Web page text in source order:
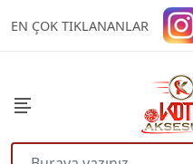
EN ÇOK TIKLANANLAR